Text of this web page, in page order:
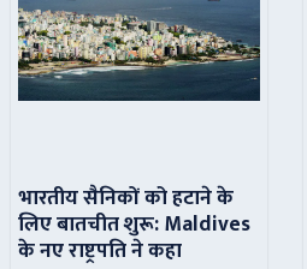
भारतीय सैनिकों को हटाने के
लिए बातचीत शुरू: Maldives
के नए राष्ट्रपति ने कहा